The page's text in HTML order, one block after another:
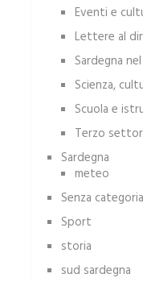
Eventi e
Lettere al
Sardegna
Scienza,
Scuola e
Terzo
Sardegna
meteo
Senza categoria
Sport
storia
sud sardegna